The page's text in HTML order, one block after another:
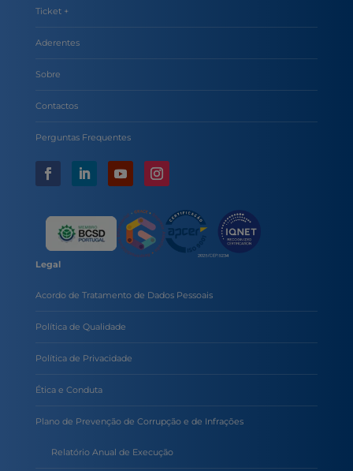
Ticket +
Aderentes
Sobre
Contactos
Perguntas Frequentes
Legal
Acordo de Tratamento de Dados Pessoais
Política de Qualidade
Política de Privacidade
Ética e Conduta
Plano de Prevenção de Corrupção e de Infrações
Relatório Anual de Execução